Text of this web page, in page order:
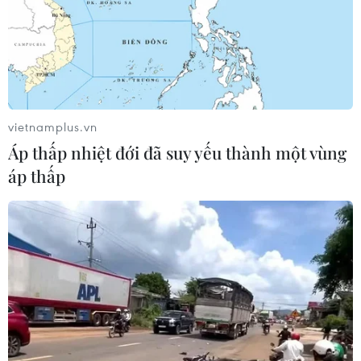
hiếm gặp
02/08/2026 05:58
Giao chỉ tiêu bao phủ bảo hiểm y tế
toàn quốc đạt 100% vào năm 2030
02/08/2026 04:54
Tạo đột phá từ y tế cơ sở đến phát
triển nguồn nhân lực
02/08/2026 03:25
Báo động cận thị học đường khi
nhiều trẻ giảm thị lực từ rất sớm
vietnamplus.vn
Áp thấp nhiệt đới đã suy yếu thành một vùng
áp thấp